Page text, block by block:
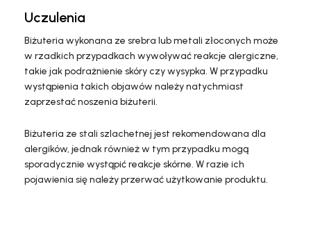
Uczulenia
Biżuteria wykonana ze srebra lub metali złoconych może
w rzadkich przypadkach wywoływać reakcje alergiczne,
takie jak podrażnienie skóry czy wysypka. W przypadku
wystąpienia takich objawów należy natychmiast
zaprzestać noszenia biżuterii.
Biżuteria ze stali szlachetnej jest rekomendowana dla
alergików, jednak również w tym przypadku mogą
sporadycznie wystąpić reakcje skórne. W razie ich
pojawienia się należy przerwać użytkowanie produktu.